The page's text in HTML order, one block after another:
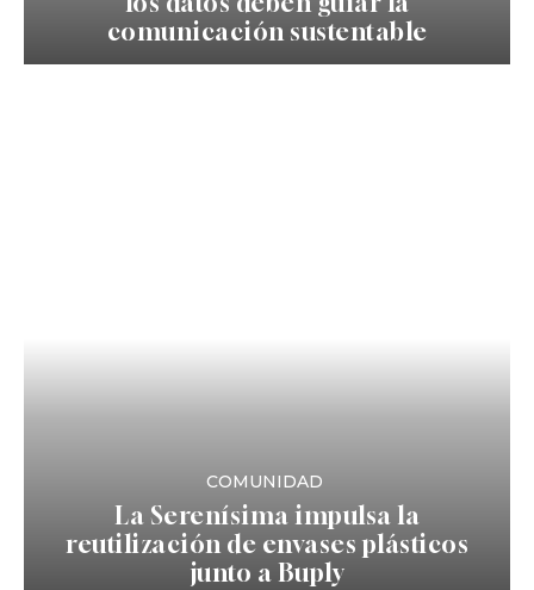
comunicación sustentable
COMUNIDAD
La Serenísima impulsa la
reutilización de envases plásticos
junto a Buply